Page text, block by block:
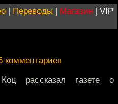
| Переводы | Магазин | VIP
комментариев
рассказал газете о